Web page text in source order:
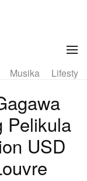
Musika Lifestyle
Pelikula
USD